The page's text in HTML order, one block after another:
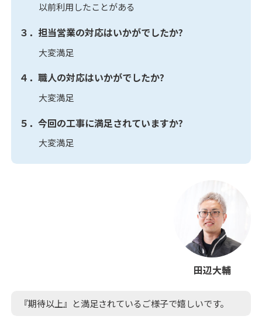
以前利用したことがある
３．担当営業の対応はいかがでしたか?
大変満足
４．職人の対応はいかがでしたか?
大変満足
５．今回の工事に満足されていますか?
大変満足
田辺大輔
『期待以上』と満足されているご様子で嬉しいです。